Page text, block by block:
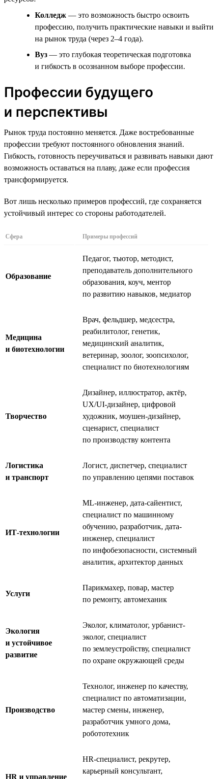
Колледж — это возможность быстро освоить
профессию, получить практические навыки и выйти
на рынок труда (через 2–4 года).
Вуз — это глубокая теоретическая подготовка
и гибкость в осознанном выборе профессии.
Профессии будущего
и перспективы
Рынок труда постоянно меняется. Даже востребованные
профессии требуют постоянного обновления знаний.
Гибкость, готовность переучиваться и развивать навыки дают
возможность оставаться на плаву, даже если профессия
трансформируется.
Вот лишь несколько примеров профессий, где сохраняется
устойчивый интерес со стороны работодателей.
Сфера Примеры профессий
Образование
Педагог, тьютор, методист,
преподаватель дополнительного
образования, коуч, ментор
по развитию навыков, медиатор
Медицина
и биотехнологии
Врач, фельдшер, медсестра,
реабилитолог, генетик,
медицинский аналитик,
ветеринар, зоолог, зоопсихолог,
специалист по биотехнологиям
Творчество
Дизайнер, иллюстратор, актёр,
UX/UI-дизайнер, цифровой
художник, моушен-дизайнер,
сценарист, специалист
по производству контента
Логистика
и транспорт
Логист, диспетчер, специалист
по управлению цепями поставок
ИТ-технологии
ML-инженер, дата-сайентист,
специалист по машинному
обучению, разработчик, дата-
инженер, специалист
по инфобезопасности, системный
аналитик, архитектор данных
Услуги
Парикмахер, повар, мастер
по ремонту, автомеханик
Экология
и устойчивое
развитие
Эколог, климатолог, урбанист-
эколог, специалист
по землеустройству, специалист
по охране окружающей среды
Производство
Технолог, инженер по качеству,
специалист по автоматизации,
мастер смены, инженер,
разработчик умного дома,
робототехник
HR и управление
HR-специалист, рекрутер,
карьерный консультант,